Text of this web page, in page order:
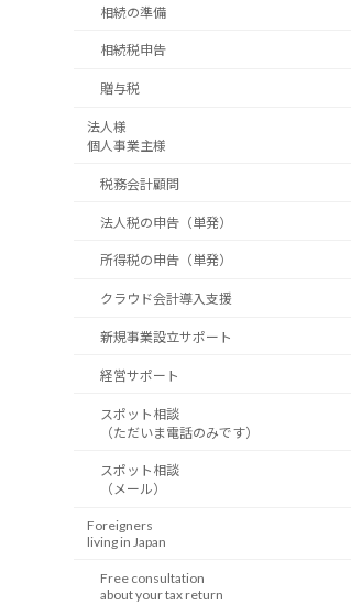
相続の準備
相続税申告
贈与税
法人様
個人事業主様
税務会計顧問
法人税の申告（単発）
所得税の申告（単発）
クラウド会計導入支援
新規事業設立サポート
経営サポート
スポット相談
（ただいま電話のみです）
スポット相談
（メール）
Foreigners
living in Japan
Free consultation
about your tax return